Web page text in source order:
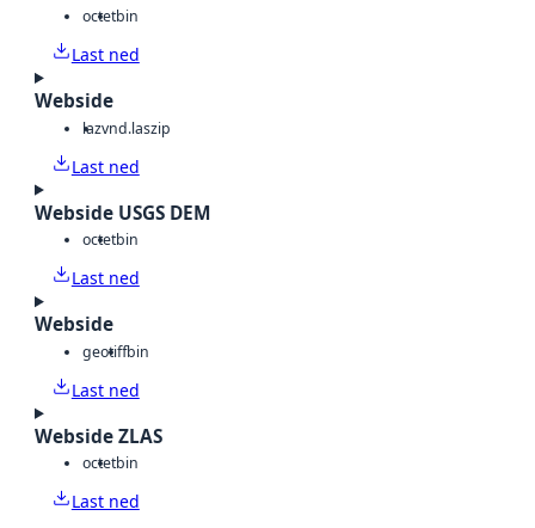
octetbin
Last ned
Webside
lazvnd.laszip
Last ned
Webside USGS DEM
octetbin
Last ned
Webside
geotiffbin
Last ned
Webside ZLAS
octetbin
Last ned